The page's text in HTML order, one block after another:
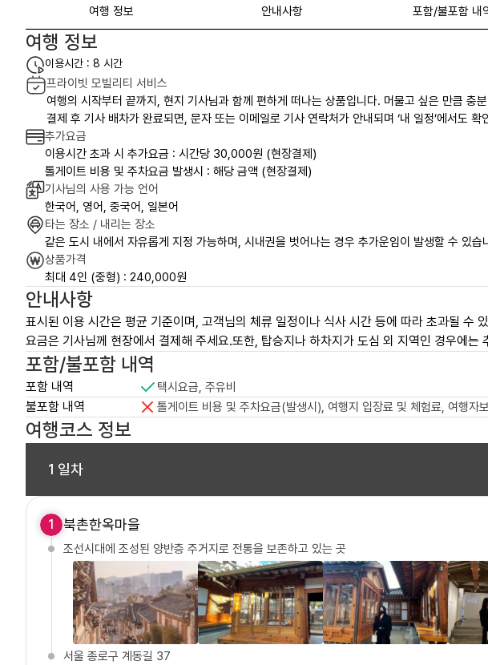
여행 정보 안내사항 포함/불포함 내
여행 정보
이용시간 : 8 시간
프라이빗 모빌리티 서비스
여행의 시작부터 끝까지, 현지 기사님과 함께 편하게 떠나는 상품입니다. 머물고 싶은 만큼 충
결제 후 기사 배차가 완료되면, 문자 또는 이메일로 기사 연락처가 안내되며 ‘내 일정’에서도 확
추가요금
이용시간 초과 시 추가요금 : 시간당 30,000원 (현장결제)
톨게이트 비용 및 주차요금 발생시 : 해당 금액 (현장결제)
기사님의 사용 가능 언어
한국어, 영어, 중국어, 일본어
타는 장소 / 내리는 장소
같은 도시 내에서 자유롭게 지정 가능하며, 시내권을 벗어나는 경우 추가운임이 발생할 수 있습
상품가격
최대 4인 (중형) : 240,000원
안내사항
표시된 이용 시간은 평균 기준이며, 고객님의 체류 일정이나 식사 시간 등에 따라 초과될 수
요금은 기사님께 현장에서 결제해 주세요.또한, 탑승지나 하차지가 도심 외 지역인 경우에는
포함/불포함 내역
포함 내역 택시요금, 주유비
불포함 내역 톨게이트 비용 및 주차요금(발생시), 여행지 입장료 및 체험료, 여행자
여행코스 정보
1 일차
1 북촌한옥마을
조선시대에 조성된 양반층 주거지로 전통을 보존하고 있는 곳
서울 종로구 계동길 37